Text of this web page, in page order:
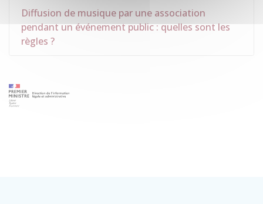
Diffusion de musique par une association
pendant un événement public : quelles sont les
règles ?